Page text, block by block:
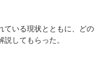
いる現状とともに、どの
してもらった。